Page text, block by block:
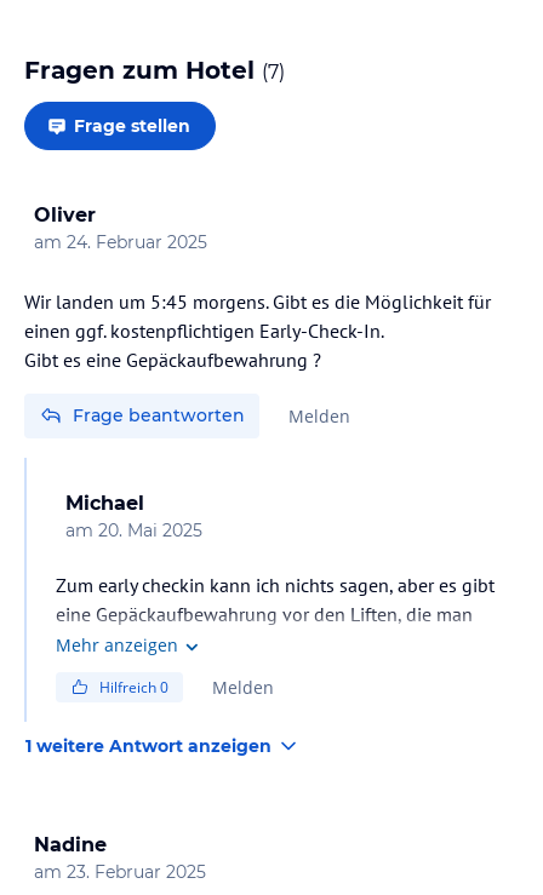
Fragen zum Hotel (7)
Frage stellen
Oliver
am 24. Februar 2025
Wir landen um 5:45 morgens. Gibt es die Möglichkeit für
einen ggf. kostenpflichtigen Early-Check-In.
Gibt es eine Gepäckaufbewahrung ?
Frage beantworten Melden
Michael
am 20. Mai 2025
Zum early checkin kann ich nichts sagen, aber es gibt
eine Gepäckaufbewahrung vor den Liften, die man
selbst bedienen und absperren kann
Mehr anzeigen
Hilfreich0 Melden
1 weitere Antwort anzeigen
Nadine
am 23. Februar 2025